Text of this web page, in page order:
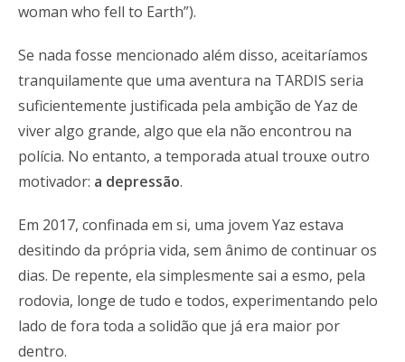
woman who fell to Earth”).
Se nada fosse mencionado além disso, aceitaríamos
tranquilamente que uma aventura na TARDIS seria
suficientemente justificada pela ambição de Yaz de
viver algo grande, algo que ela não encontrou na
polícia. No entanto, a temporada atual trouxe outro
motivador: a depressão.
Em 2017, confinada em si, uma jovem Yaz estava
desitindo da própria vida, sem ânimo de continuar os
dias. De repente, ela simplesmente sai a esmo, pela
rodovia, longe de tudo e todos, experimentando pelo
lado de fora toda a solidão que já era maior por
dentro.